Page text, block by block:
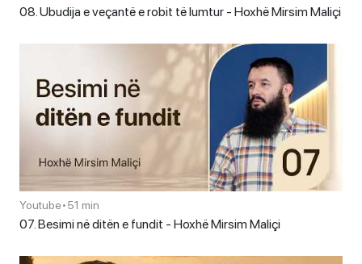
08. Ubudija e veçantë e robit të lumtur - Hoxhë Mirsim Maliçi
Youtube•51 min
07. Besimi në ditën e fundit - Hoxhë Mirsim Maliçi